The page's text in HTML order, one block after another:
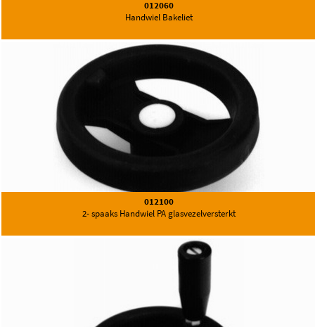
012060
Handwiel Bakeliet
012100
2- spaaks Handwiel PA glasvezelversterkt